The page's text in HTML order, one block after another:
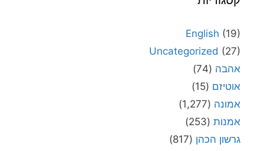
English (19)
Uncategorized (27)
אהבה (74)
אוטיזם (15)
אמונה (1,277)
אמנות (253)
גרשון הכהן (817)